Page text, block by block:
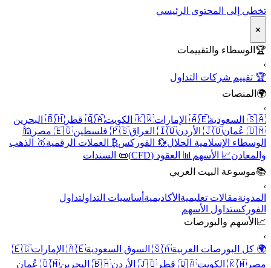
تخطي إلى المحتوى الرئيسي
✕
🏆الوسطاء والتقييمات
🏆 تقييم شركات التداول
🌍المنصات
🇸🇦 السعودية
🇦🇪 الإمارات 🇰🇼 الكويت 🇶🇦 قطر
🇧🇭 البحرين
🇴🇲 عُمان
🇯🇴 الأردن 🇮🇶 العراق 🇵🇸 فلسطين 🇪🇬 مصر
🕌
الوسطاء الإسلامية الحلال 💱 الفوركس ₿ العملات الرقمية🥇 الذهب
والمعادن📈 الأسهم📊 العقود (CFD)
📜 السندات
📚موسوعة البيت العربي
المدونةمقالات تعليميةالأكاديميةأساسيات التداولتداول
الفوركستداول الأسهم
📈الأسهم والبورصات
🌍 كل البورصات العربية🇸🇦 السوق السعودية 🇦🇪 الإمارات
🇪🇬
مصر 🇰🇼 الكويت 🇶🇦 قطر 🇯🇴 الأردن 🇧🇭 البحرين
🇴🇲 عُمان